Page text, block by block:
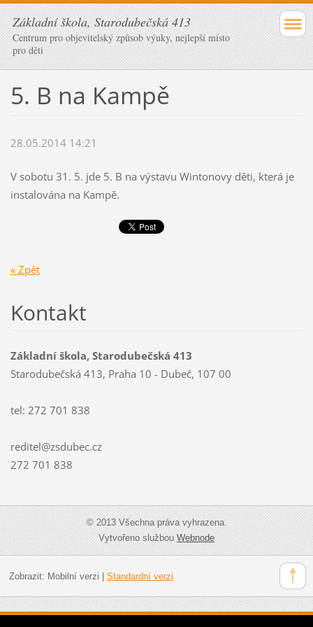
Základní škola, Starodubečská 413
Centrum pro objevitelský způsob výuky, nejlepší místo
pro děti
5. B na Kampě
28.05.2014 14:21
V sobotu 31. 5. jde 5. B na výstavu Wintonovy děti, která je
instalována na Kampě.
« Zpět
Kontakt
Základní škola, Starodubečská 413
Starodubečská 413, Praha 10 - Dubeč, 107 00
tel: 272 701 838
reditel@zsdubec.cz
272 701 838
© 2013 Všechna práva vyhrazena.
Vytvořeno službouWebnode
Zobrazit: Mobilní verzi Standardní verzi